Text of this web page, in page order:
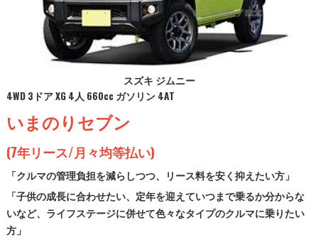
スズキ ジムニー
4WD 3ドア XG 4人 660cc ガソリン 4AT
いまのりセブン
(7年リース/月々均等払い)
「クルマの管理負担を減らしつつ、リース料を安く抑えたい方」
「子供の成長に合わせたい、定年を迎えていつまで乗るか分からな
いなど、ライフステージに併せて色々なタイプのクルマに乗りたい
方」